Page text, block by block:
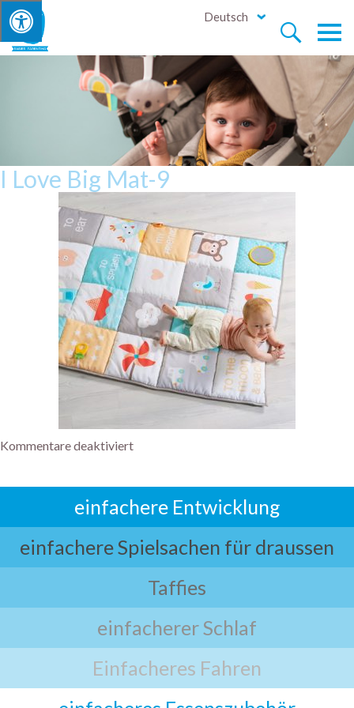


Deutsch
I Love Big Mat-9
Kommentare deaktiviert
einfachere Entwicklung
einfachere Spielsachen für draussen
Taffies
einfacherer Schlaf
Einfacheres Fahren